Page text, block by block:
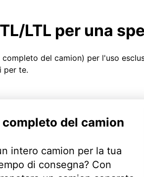
LTL per una
del camion) per l'uso
per te.
del camion
intero camion per la tua
di consegna? Con